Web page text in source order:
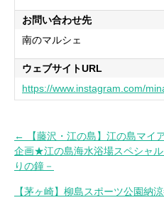
お問い合わせ先
南のマルシェ
ウェブサイトURL
https://www.instagram.com/
投
稿
ナ
← 【藤沢・江の島】江の島マイ
企画★江の島海水浴場スペシャ
りの鐘－
【茅ヶ崎】柳島スポーツ公園納